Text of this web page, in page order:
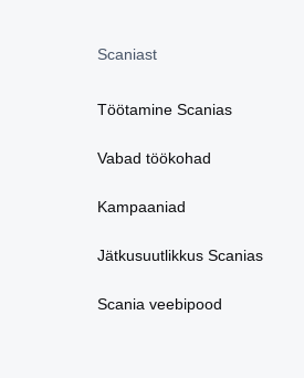
Scaniast
Töötamine Scanias
Vabad töökohad
Kampaaniad
Jätkusuutlikkus Scanias
Scania veebipood